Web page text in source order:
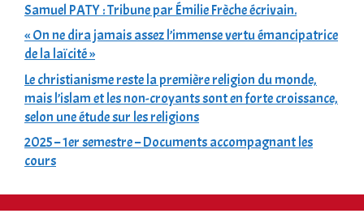
Samuel PATY : Tribune par Émilie Frèche écrivain.
« On ne dira jamais assez l’immense vertu émancipatrice
de la laïcité »
Le christianisme reste la première religion du monde,
mais l’islam et les non-croyants sont en forte croissance,
selon une étude sur les religions
2025 – 1er semestre – Documents accompagnant les
cours